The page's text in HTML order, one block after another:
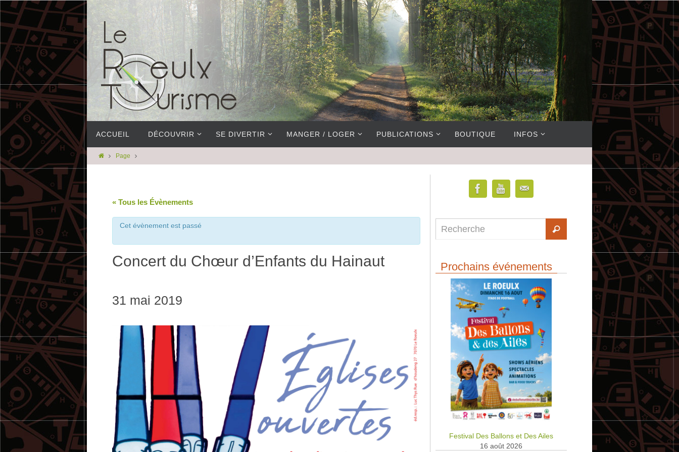
ACCUEIL DÉCOUVRIR SE DIVERTIR MANGER / LOGER PUBLICATIONS BOUTIQUE INFOS
Page
« Tous les Évènements
Cet évènement est passé
Concert du Chœur d’Enfants du Hainaut
31 mai 2019
Prochains événements
Festival Des Ballons et Des Ailes
16 août 2026